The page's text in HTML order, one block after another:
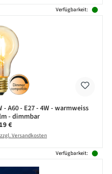
Verfügbarkeit:
- A60 - E27 - 4W - warmweiss
- dimmbar
Preis:
€
Versandkosten
Verfügbarkeit: